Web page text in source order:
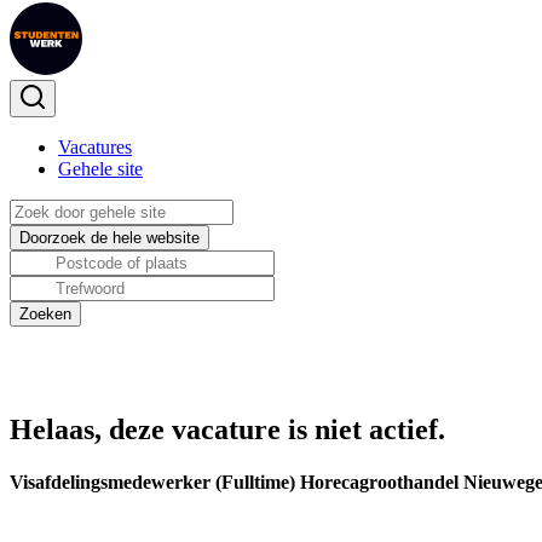
Vacatures
Gehele site
Helaas, deze vacature is niet actief.
Visafdelingsmedewerker (Fulltime) Horecagroothandel